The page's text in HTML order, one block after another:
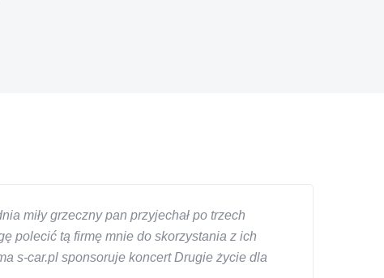
miły grzeczny pan przyjechał po trzech
polecić tą firmę mnie do skorzystania z ich
s-car.pl sponsoruje koncert Drugie życie dla